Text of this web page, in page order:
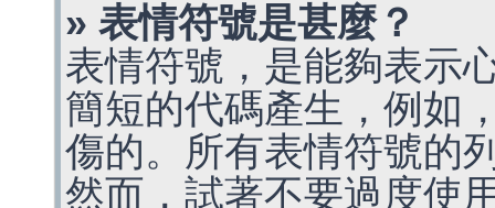
» 表情符號是甚麼？
表情符號，是能夠表示
簡短的代碼產生，例如
傷的。所有表情符號的
然而，試著不要過度使